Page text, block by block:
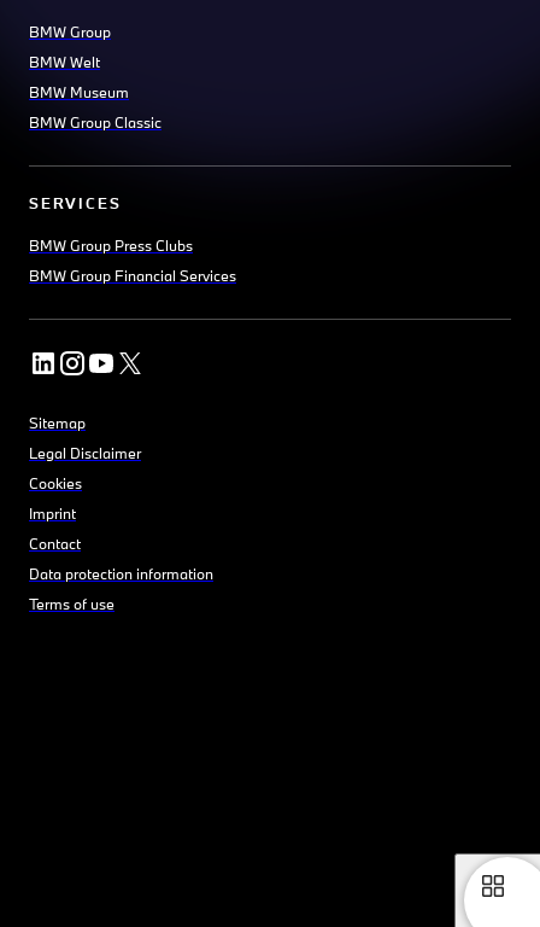
BMW Group
BMW Welt
BMW Museum
BMW Group Classic
SERVICES
BMW Group Press Clubs
BMW Group Financial Services
Sitemap
Legal Disclaimer
Cookies
Imprint
Contact
Data protection information
Terms of use